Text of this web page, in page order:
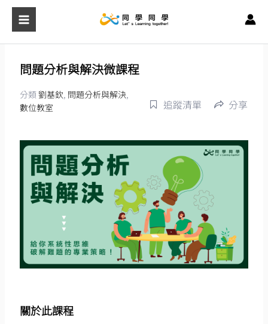
問題分析與解決微課程
分類劉基欽, 問題分析與解決,
數位教室
追蹤清單 分享
關於此課程